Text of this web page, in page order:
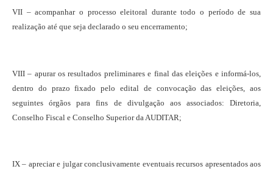
VII – acompanhar o processo eleitoral durante todo o período de sua
realização até que seja declarado o seu encerramento;
VIII – apurar os resultados preliminares e final das eleições e informá-los,
dentro do prazo fixado pelo edital de convocação das eleições, aos
seguintes órgãos para fins de divulgação aos associados: Diretoria,
Conselho Fiscal e Conselho Superior da AUDITAR;
IX – apreciar e julgar conclusivamente eventuais recursos apresentados aos